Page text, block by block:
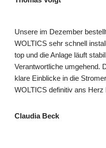
Unsere im Dezember
WOLTICS sehr schnell
top und die Anlage läuft
Verantwortliche umgehend.
klare Einblicke in die
WOLTICS definitiv ans Herz
Claudia Beck